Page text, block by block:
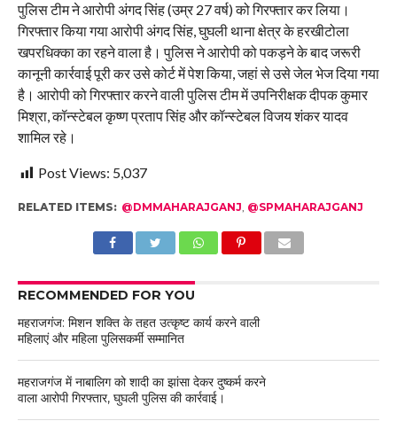
पुलिस टीम ने आरोपी अंगद सिंह (उम्र 27 वर्ष) को गिरफ्तार कर लिया।
गिरफ्तार किया गया आरोपी अंगद सिंह, घुघली थाना क्षेत्र के हरखीटोला
खपरधिक्का का रहने वाला है। पुलिस ने आरोपी को पकड़ने के बाद जरूरी
कानूनी कार्रवाई पूरी कर उसे कोर्ट में पेश किया, जहां से उसे जेल भेज दिया गया
है। आरोपी को गिरफ्तार करने वाली पुलिस टीम में उपनिरीक्षक दीपक कुमार
मिश्रा, कॉन्स्टेबल कृष्ण प्रताप सिंह और कॉन्स्टेबल विजय शंकर यादव
शामिल रहे।
Post Views: 5,037
RELATED ITEMS: @DMMAHARAJGANJ, @SPMAHARAJGANJ
RECOMMENDED FOR YOU
महराजगंज: मिशन शक्ति के तहत उत्कृष्ट कार्य करने वाली
महिलाएं और महिला पुलिसकर्मी सम्मानित
महराजगंज में नाबालिग को शादी का झांसा देकर दुष्कर्म करने
वाला आरोपी गिरफ्तार, घुघली पुलिस की कार्रवाई।